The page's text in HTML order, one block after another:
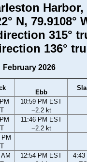
N, 79.9108°
315°
136°
February 2026
Ebb
10:59 PM EST
−2.2 kt
11:46 PM EST
−2.2 kt
12:54 PM EST
4:43